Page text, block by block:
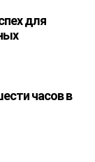
для
часов в